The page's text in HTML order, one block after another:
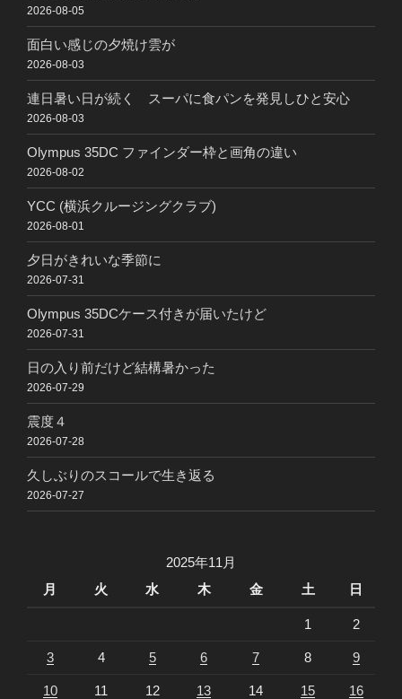
2026-08-05
面白い感じの夕焼け雲が
2026-08-03
連日暑い日が続く スーパに食パンを発見しひと安心
2026-08-03
Olympus 35DC ファインダー枠と画角の違い
2026-08-02
YCC (横浜クルージングクラブ)
2026-08-01
夕日がきれいな季節に
2026-07-31
Olympus 35DCケース付きが届いたけど
2026-07-31
日の入り前だけど結構暑かった
2026-07-29
震度４
2026-07-28
久しぶりのスコールで生き返る
2026-07-27
2025年11月
月
火 水 木 金 土 日
1 2
3 4 5 6 7 8 9
10 11 12 13 14 15 16